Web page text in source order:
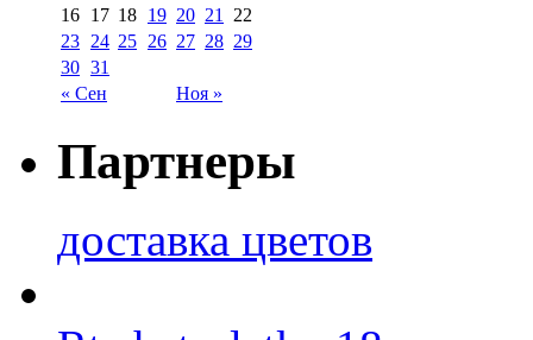
« Сен Ноя »
16 17 18 19 20 21
22
23 24 25 26 27 28 29
30 31
Партнеры
доставка цветов